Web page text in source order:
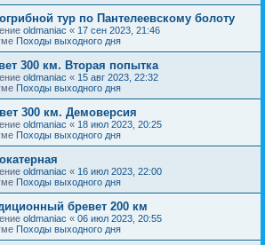
тур по Пантелеевскому болоту
oldmaniac « 17 сен 2023, 21:46
Походы выходного дня
300 км. Вторая попытка
oldmaniac « 15 авг 2023, 22:32
Походы выходного дня
300 км. Демоверсия
oldmaniac « 18 июл 2023, 20:25
Походы выходного дня
oldmaniac « 16 июл 2023, 22:00
Походы выходного дня
бревет 200 км
oldmaniac « 06 июл 2023, 20:55
Походы выходного дня